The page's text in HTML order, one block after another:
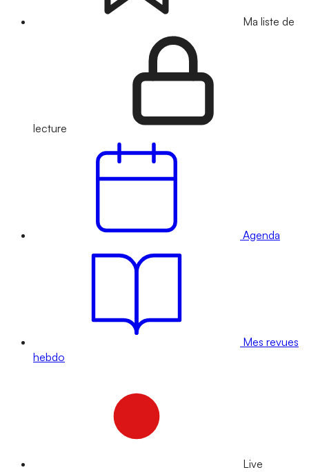
Ma liste de
lecture
Agenda
Mes revues
hebdo
Live